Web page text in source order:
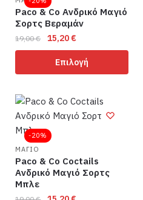
Paco & Co Ανδρικό Μαγιό
Σορτς Βεραμάν
19,00€
Original
price
was:
19,00 €.
15,20 €Η
τρέχουσα
τιμή
είναι:
Επιλογή
το
έχει
πολλαπλές
παραλλαγές.
Οι
επιλογές
μπορούν
να
-20%
ΜΑΓΙΟ
Paco & Co Coctails
Ανδρικό Μαγιό Σορτς
Μπλε